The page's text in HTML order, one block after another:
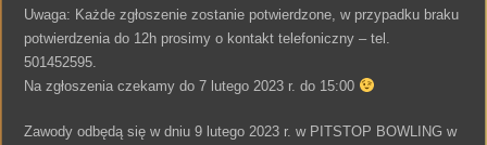
Uwaga: Każde zgłoszenie zostanie potwierdzone, w przypadku braku
potwierdzenia do 12h prosimy o kontakt telefoniczny – tel.
501452595.
Na zgłoszenia czekamy do 7 lutego 2023 r. do 15:00
Zawody odbędą się w dniu 9 lutego 2023 r. w PITSTOP BOWLING w